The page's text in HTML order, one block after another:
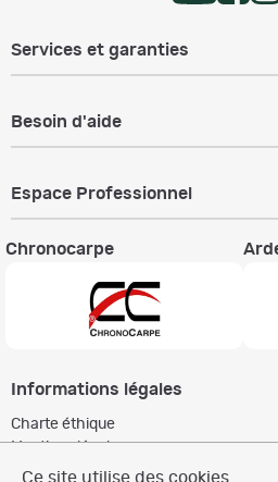
Ce site utilise des cookies
Services et garanties
Besoin d'aide
Espace Professionnel
Chronocarpe
Informations légales
Charte éthique
Mentions légales
Règlement & Conditions d'utilisation